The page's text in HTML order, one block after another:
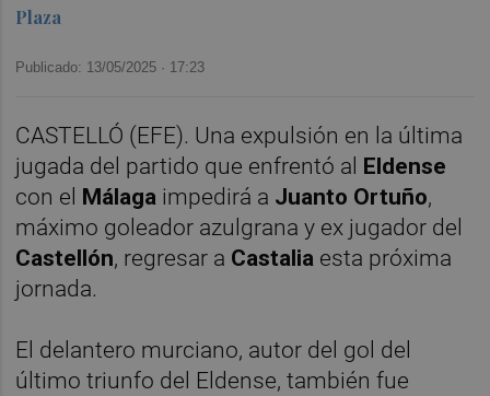
Plaza
Publicado: 13/05/2025 · 17:23
CASTELLÓ (EFE). Una expulsión en la última
jugada del partido que enfrentó al Eldense
con el Málaga impedirá a Juanto Ortuño,
máximo goleador azulgrana y ex jugador del
Castellón, regresar a Castalia esta próxima
jornada.
El delantero murciano, autor del gol del
último triunfo del Eldense, también fue